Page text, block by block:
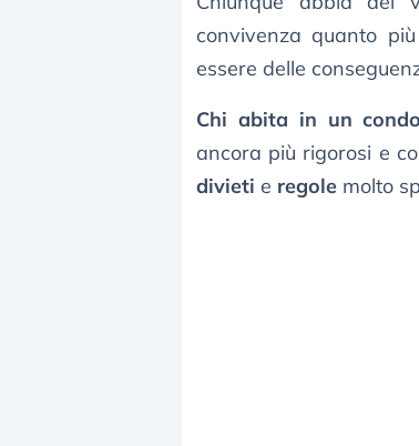
convivenza quanto
essere delle
Chi abita in un
ancora più rigorosi e
divieti e regole molto